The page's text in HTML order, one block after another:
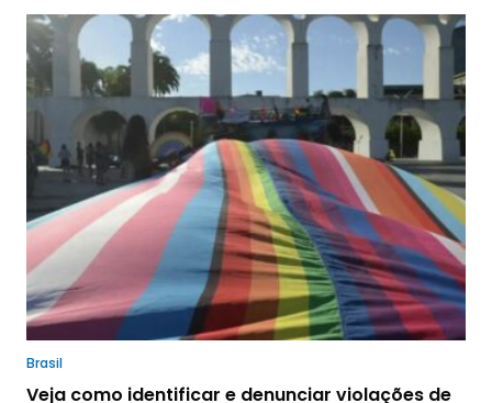
Brasil
Veja como identificar e denunciar violações de